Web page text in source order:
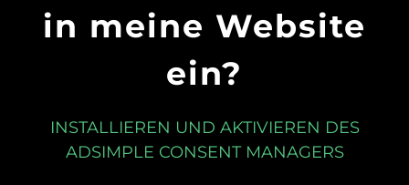
in meine Website
ein?
INSTALLIEREN UND AKTIVIEREN DES
ADSIMPLE CONSENT MANAGERS